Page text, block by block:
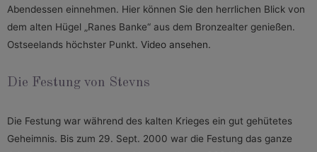
Abendessen einnehmen. Hier können Sie den herrlichen Blick von
dem alten Hügel „Ranes Banke“ aus dem Bronzealter genießen.
Ostseelands höchster Punkt. Video ansehen.
Die Festung von Stevns
Die Festung war während des kalten Krieges ein gut gehütetes
Geheimnis. Bis zum 29. Sept. 2000 war die Festung das ganze